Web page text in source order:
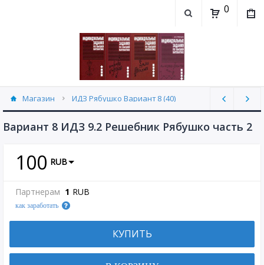
0
Магазин ИДЗ Рябушко Вариант 8 (40)
Вариант 8 ИДЗ 9.2 Решебник Рябушко часть 2
100 RUB
Партнерам 1 RUB
как заработать
КУПИТЬ